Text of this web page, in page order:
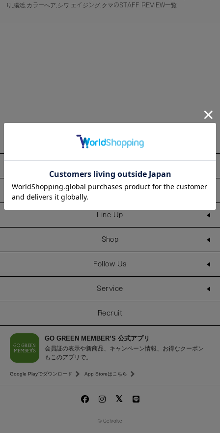
り,腸活,カラーヘア,シワ,エイジング,クマのSTAFF REVIEW一覧
Information
Line Up
Shop
Follow Us
Service
Recruit
GO GREEN MEMBER’S 公式アプリ
会員証の表示や新商品、キャンペーン情報、お得なクーポン
もこのアプリで。
Google Playでダウンロード App Storeはこちら
© Celvoke